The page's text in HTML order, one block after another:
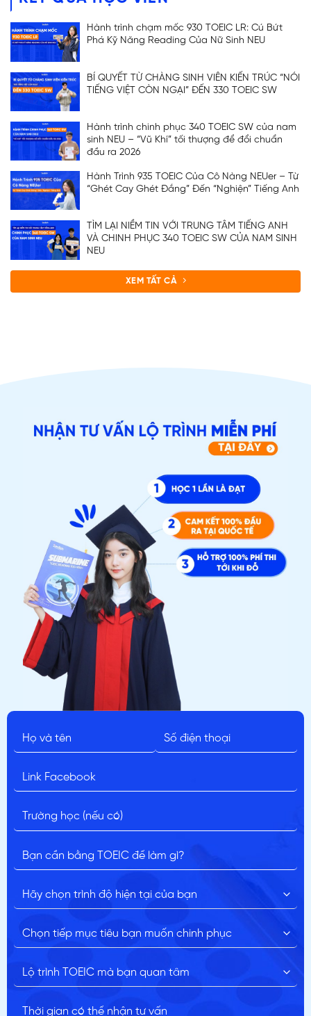
Hành trình chạm mốc 930 TOEIC LR: Cú Bứt
Phá Kỹ Năng Reading Của Nữ Sinh NEU
BÍ QUYẾT TỪ CHÀNG SINH VIÊN KIẾN TRÚC “NÓI
TIẾNG VIỆT CÒN NGẠI” ĐẾN 330 TOEIC SW
Hành trình chinh phục 340 TOEIC SW của nam
sinh NEU – “Vũ Khí” tối thượng để đổi chuẩn
đầu ra 2026
Hành Trình 935 TOEIC Của Cô Nàng NEUer – Từ
“Ghét Cay Ghét Đắng” Đến “Nghiện” Tiếng Anh
TÌM LẠI NIỀM TIN VỚI TRUNG TÂM TIẾNG ANH
VÀ CHINH PHỤC 340 TOEIC SW CỦA NAM SINH
NEU
XEM TẤT CẢ